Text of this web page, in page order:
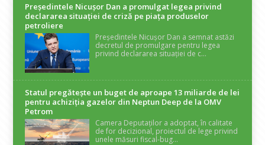
Președintele Nicuşor Dan a promulgat legea privind
declararea situaţiei de criză pe piaţa produselor
petroliere
Președintele Nicușor Dan a semnat astăzi
decretul de promulgare pentru legea
privind declararea situației de c...
Statul pregătește un buget de aproape 13 miliarde de lei
pentru achiziția gazelor din Neptun Deep de la OMV
Petrom
Camera Deputaților a adoptat, în calitate
de for decizional, proiectul de lege privind
unele măsuri fiscal-bug...